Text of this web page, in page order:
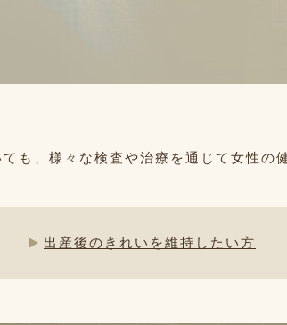
も、様々な検査や治療を通じて女性の
出産後のきれいを維持したい方